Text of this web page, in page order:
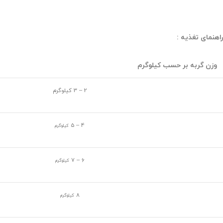
راهنمای تغذیه :
وزن گربه بر حسب کیلوگرم
2 – 3 کیلوگرم
4 – 5 کیلوگرم
6 – 7 کیلوگرم
8 کیلوگرم